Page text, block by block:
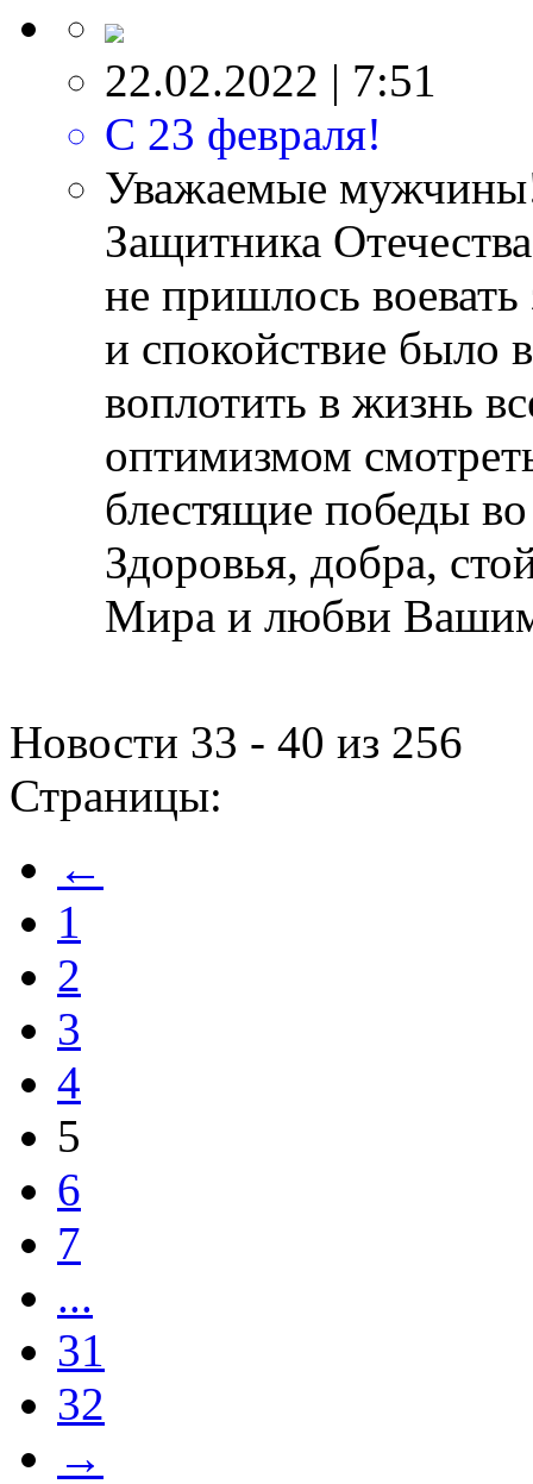
22.02.2022 | 7:51
С 23 февраля!
Уважаемые
Защитника
не пришлось
и спокойствие было
воплотить в жизнь
оптимизмом
блестящие победы
Здоровья, добра,
Мира и любви
Новости 33 - 40 из 256
Страницы:
←
1
2
3
4
5
6
7
...
31
32
→